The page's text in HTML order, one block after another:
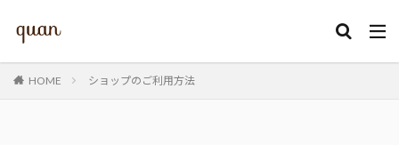
HOME ショップのご利用方法